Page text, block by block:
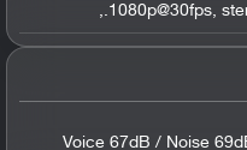
1080p@30fps,
Voice 67dB / Noise